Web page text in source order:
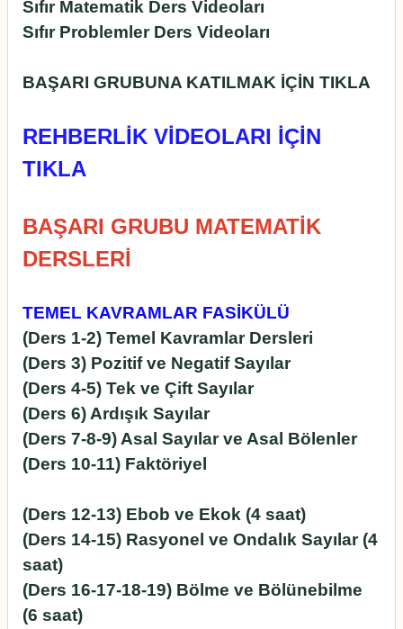
Sıfır Matematik Ders Videoları
Sıfır Problemler Ders Videoları
BAŞARI GRUBUNA KATILMAK İÇİN TIKLA
REHBERLİK VİDEOLARI İÇİN
TIKLA
BAŞARI GRUBU MATEMATİK
DERSLERİ
TEMEL KAVRAMLAR FASİKÜLÜ
(Ders 1-2) Temel Kavramlar Dersleri
(Ders 3) Pozitif ve Negatif Sayılar
(Ders 4-5) Tek ve Çift Sayılar
(Ders 6) Ardışık Sayılar
(Ders 7-8-9) Asal Sayılar ve Asal Bölenler
(Ders 10-11) Faktöriyel
(Ders 12-13) Ebob ve Ekok (4 saat)
(Ders 14-15) Rasyonel ve Ondalık Sayılar (4
saat)
(Ders 16-17-18-19) Bölme ve Bölünebilme
(6 saat)